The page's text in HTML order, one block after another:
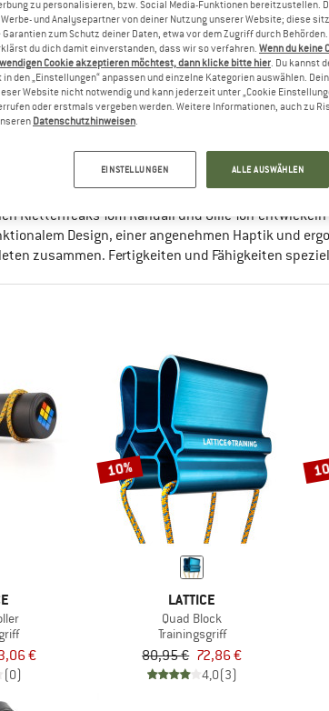
VOM
Kletterfreaks Tom Randall und Ollie Torr
Design, einer angenehmen Haptik und
zusammen. Fertigkeiten und Fähigkeiten
€
(0)
10%
LATTICE
Quad Block
Trainingsgriff
80,95 € 72,86 €
4,0(3)
zu personalisieren, bzw. Social Media-Funktionen bereitzustellen.
Werbe- und Analysepartner von deiner Nutzung unserer Website; diese
zum Schutz deiner Daten, etwa vor dem Zugriff durch
du dich damit einverstanden, dass wir so verfahren. Wenn du keine
Cookie akzeptieren möchtest, dann klicke bitte hier . Du kannst
den „Einstellungen“ anpassen und einzelne Kategorien auswählen.
Website nicht notwendig und kann jederzeit unter „Cookie
oder erstmals vergeben werden. Weitere Informationen, auch zu
Datenschutzhinweisen
EINSTELLUNGEN ALLE AUSWÄHLEN